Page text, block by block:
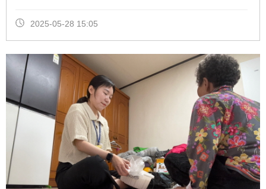
2025-05-28 15:05